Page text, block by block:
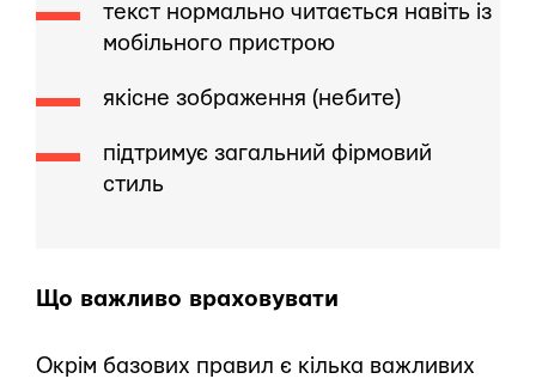
текст нормально читається навіть із
мобільного пристрою
якісне зображення (небите)
підтримує загальний фірмовий
стиль
Що важливо враховувати
Окрім базових правил є кілька важливих